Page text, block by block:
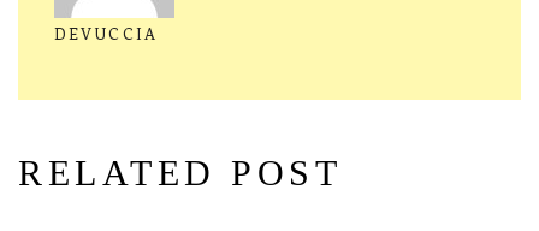
DEVUCCIA
RELATED POST